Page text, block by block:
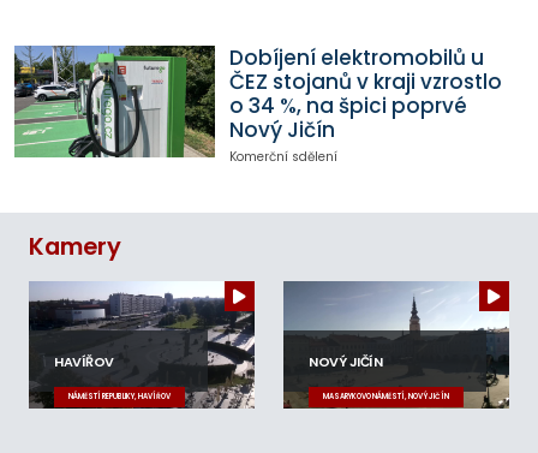
Dobíjení elektromobilů u
ČEZ stojanů v kraji vzrostlo
o 34 %, na špici poprvé
Nový Jičín
Komerční sdělení
Kamery
HAVÍŘOV
NÁMĚSTÍ REPUBLIKY, HAVÍŘOV
NOVÝ JIČÍN
MASARYKOVO NÁMĚSTÍ, NOVÝ JIČÍN